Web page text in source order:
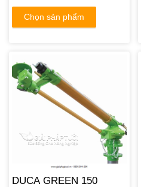
Chọn sản phẩm
DUCA GREEN 150